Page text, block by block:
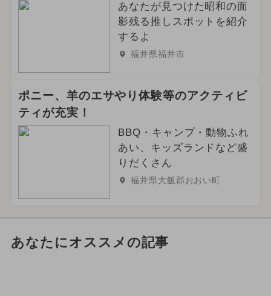
あなたが見つけた昭和の面
影残る推しスポットを紹介
するよ
福井県福井市
ポニー、羊のエサやり体験等のアクティビ
ティが充実！
BBQ・キャンプ・動物ふれ
あい、キッズランドなど盛
りだくさん
福井県大飯郡おおい町
あなたにオススメの記事